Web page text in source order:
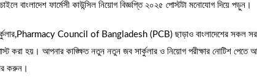
বাংলাদেশ ফার্মেসী কাউন্সিল নিয়োগ বিজ্ঞপ্তি ২০২৫ পোস্টটা মনোযোগ দিয়ে পড়ুন।
Council of Bangladesh (PCB) ছাড়াও বাংলাদেশের সকল
করা হয়। আপনার কাঙ্ক্ষিত নতুন নতুন জব সার্কুলার ও নিয়োগ পরীক্ষার নোটিশ পেতে
করুন।